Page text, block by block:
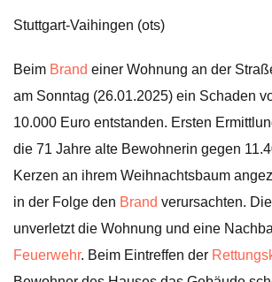
Stuttgart-Vaihingen (ots)
Beim Brand einer Wohnung an der
am Sonntag (26.01.2025) ein Schaden
10.000 Euro entstanden. Ersten
die 71 Jahre alte Bewohnerin gegen
Kerzen an ihrem Weihnachtsbaum
in der Folge den Brand verursachten.
unverletzt die Wohnung und eine
Feuerwehr. Beim Eintreffen der